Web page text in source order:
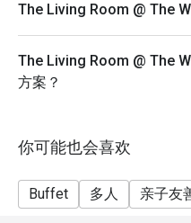
The Living Room @ The
The Living Room @ The
方案？
你可能也会喜欢
Buffet 多人 亲子友